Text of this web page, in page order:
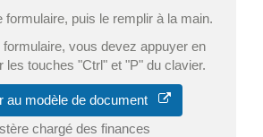
formulaire, puis le remplir à la main.
vous devez appuyer en
les touches "Ctrl" et "P" du clavier.
au modèle de document
chargé des finances